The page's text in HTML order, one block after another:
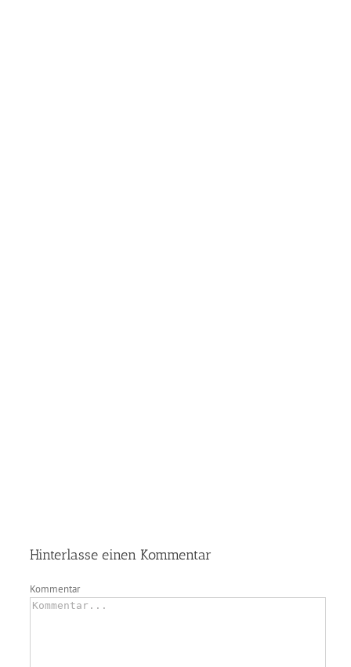
Hinterlasse einen Kommentar
Kommentar